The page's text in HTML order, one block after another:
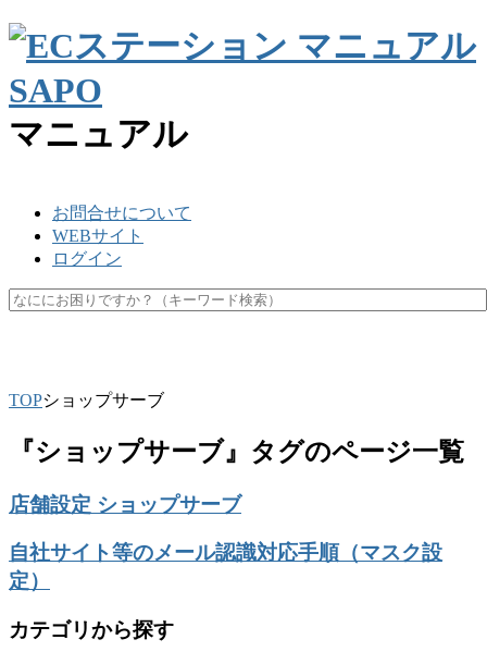
マニュアル
お問合せについて
WEBサイト
ログイン
TOPショップサーブ
『ショップサーブ』タグのページ一覧
店舗設定 ショップサーブ
自社サイト等のメール認識対応手順（マスク設
定）
カテゴリから探す